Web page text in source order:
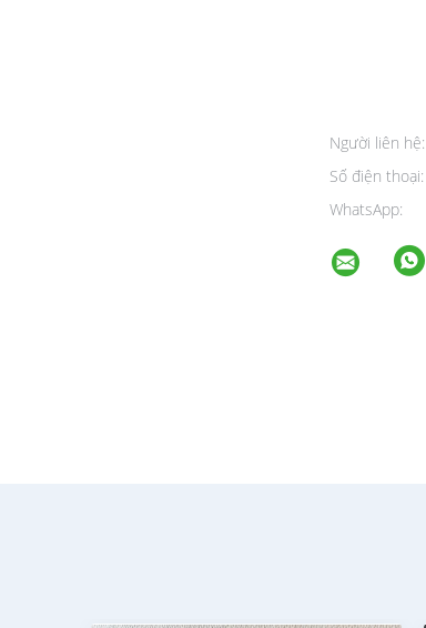
Người liên hệ:
Số điện thoại:
WhatsApp: